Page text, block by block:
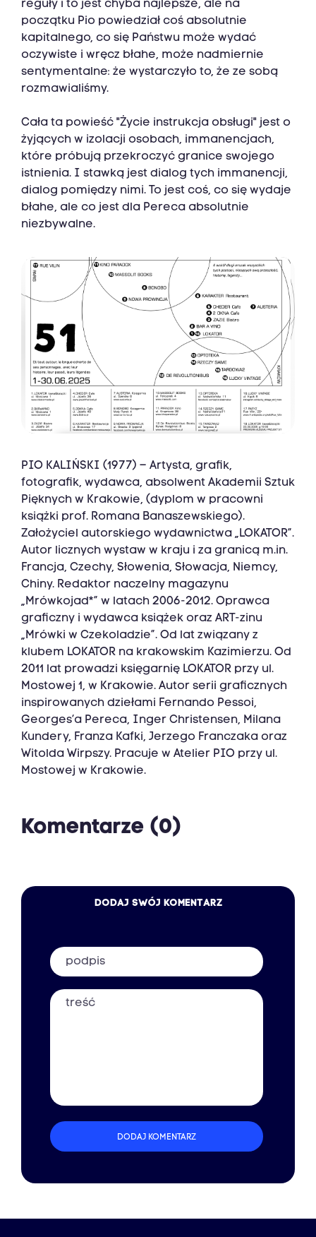
reguły i to jest chyba najlepsze, ale na
początku Pio powiedział coś absolutnie
kapitalnego, co się Państwu może wydać
oczywiste i wręcz błahe, może nadmiernie
sentymentalne: że wystarczyło to, że ze sobą
rozmawialiśmy.
Cała ta powieść "Życie instrukcja obsługi" jest o
żyjących w izolacji osobach, immanencjach,
które próbują przekroczyć granice swojego
istnienia. I stawką jest dialog tych immanencji,
dialog pomiędzy nimi. To jest coś, co się wydaje
błahe, ale co jest dla Pereca absolutnie
niezbywalne.
PIO KALIŃSKI (1977) – Artysta, grafik,
fotografik, wydawca, absolwent Akademii Sztuk
Pięknych w Krakowie, (dyplom w pracowni
książki prof. Romana Banaszewskiego).
Założyciel autorskiego wydawnictwa „LOKATOR”.
Autor licznych wystaw w kraju i za granicą m.in.
Francja, Czechy, Słowenia, Słowacja, Niemcy,
Chiny. Redaktor naczelny magazynu
„Mrówkojad*” w latach 2006-2012. Oprawca
graficzny i wydawca książek oraz ART-zinu
„Mrówki w Czekoladzie”. Od lat związany z
klubem LOKATOR na krakowskim Kazimierzu. Od
2011 lat prowadzi księgarnię LOKATOR przy ul.
Mostowej 1, w Krakowie. Autor serii graficznych
inspirowanych dziełami Fernando Pessoi,
Georges’a Pereca, Inger Christensen, Milana
Kundery, Franza Kafki, Jerzego Franczaka oraz
Witolda Wirpszy. Pracuje w Atelier PIO przy ul.
Mostowej w Krakowie.
Komentarze (0)
DODAJ SWÓJ KOMENTARZ
Podpis
Treść
DODAJ KOMENTARZ